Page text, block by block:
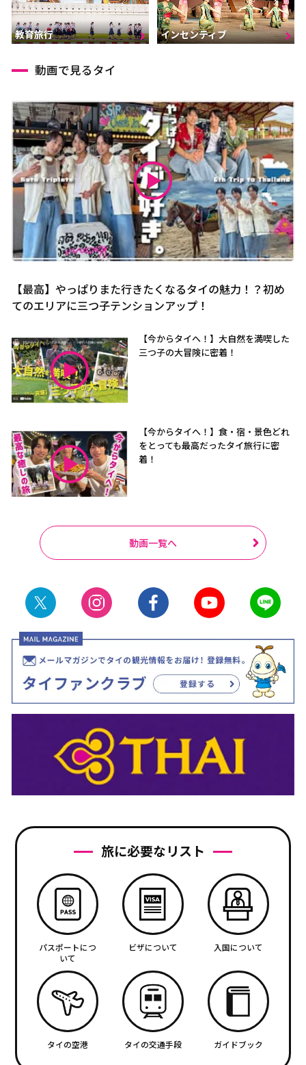
教育旅行 インセンティブ
動画で見るタイ
【最高】やっぱりまた行きたくなるタイの魅力！？初め
てのエリアに三つ子テンションアップ！
【今からタイへ！】大自然を満喫した
三つ子の大冒険に密着！
【今からタイへ！】食・宿・景色どれ
をとっても最高だったタイ旅行に密
着！
動画一覧へ
旅に必要なリスト
パスポートにつ
いて
ビザについて 入国について
タイの空港 タイの交通手段 ガイドブック